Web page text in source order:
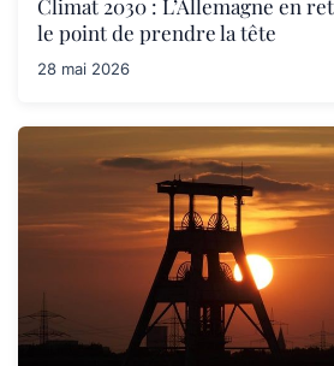
Climat 2030 : L’Allemagne en
le point de prendre la tête
28 mai 2026